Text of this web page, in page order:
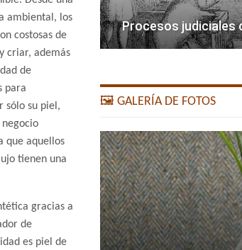
ambiental, los
costosas de
criar, además
de
para
sólo su piel,
negocio
que aquellos
tienen una
gracias a
de
es piel de
Procesos judiciales
🖼️ GALERÍA DE FOTOS